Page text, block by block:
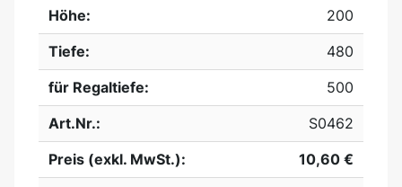
Höhe:
200
Tiefe:
480
für Regaltiefe:
500
Art.Nr.:
S0462
Preis (exkl. MwSt.):
10,60 €